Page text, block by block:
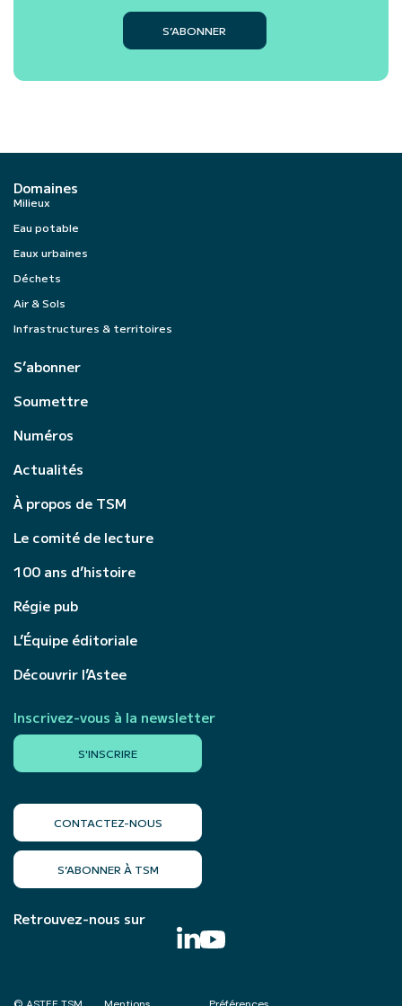
S’ABONNER
Domaines
Milieux
Eau potable
Eaux urbaines
Déchets
Air & Sols
Infrastructures & territoires
S’abonner
Soumettre
Numéros
Actualités
À propos de TSM
Le comité de lecture
100 ans d’histoire
Régie pub
L’Équipe éditoriale
Découvrir l’Astee
Inscrivez-vous à la newsletter
S'INSCRIRE
CONTACTEZ-NOUS
S’ABONNER À TSM
Retrouvez-nous sur